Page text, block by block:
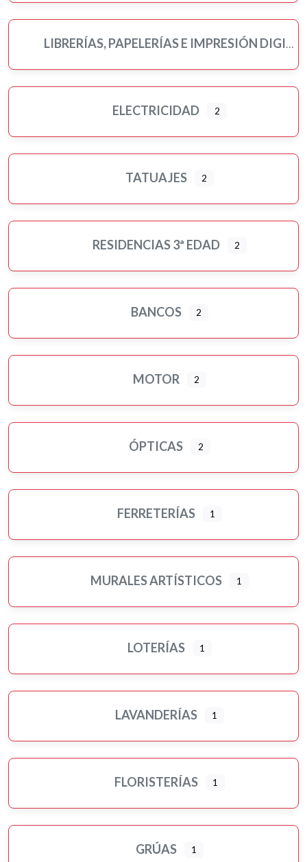
LIBRERÍAS, PAPELERÍAS E IMPRESIÓN DIGITAL
ELECTRICIDAD 2
TATUAJES 2
RESIDENCIAS 3ª EDAD 2
BANCOS 2
MOTOR 2
ÓPTICAS 2
FERRETERÍAS 1
MURALES ARTÍSTICOS 1
LOTERÍAS 1
LAVANDERÍAS 1
FLORISTERÍAS 1
GRÚAS 1